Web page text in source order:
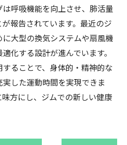
呼吸機能を向上させ、肺活量
報告されています。最近のジ
大型の換気システムや扇風機
化する設計が進んでいます。
ることで、身体的・精神的な
した運動時間を実現できま
方にし、ジムでの新しい健康